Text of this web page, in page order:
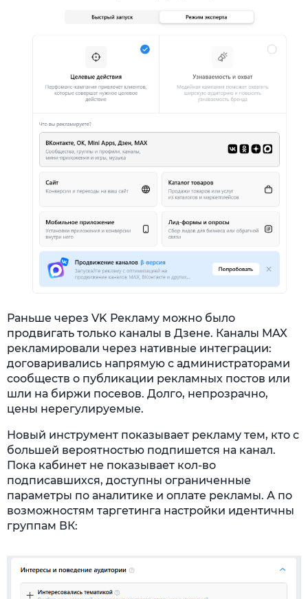
Раньше через VK Рекламу можно было
продвигать только каналы в Дзене. Каналы MAX
рекламировали через нативные интеграции:
договаривались напрямую с администраторами
сообществ о публикации рекламных постов или
шли на биржи посевов. Долго, непрозрачно,
цены нерегулируемые.
Новый инструмент показывает рекламу тем, кто с
большей вероятностью подпишется на канал.
Пока кабинет не показывает кол-во
подписавшихся, доступны ограниченные
параметры по аналитике и оплате рекламы. А по
возможностям таргетинга настройки идентичны
группам ВК: